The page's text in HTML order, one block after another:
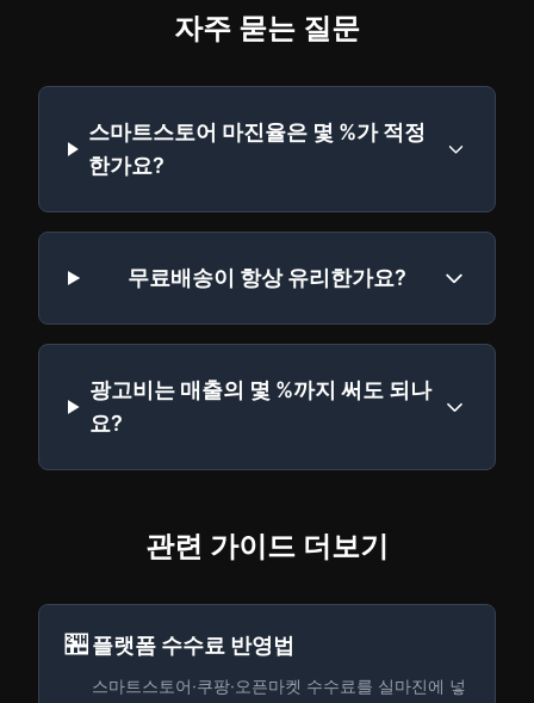
자주 묻는 질문
스마트스토어 마진율은 몇 %가 적정
한가요?
무료배송이 항상 유리한가요?
광고비는 매출의 몇 %까지 써도 되나
요?
관련 가이드 더보기
🏪플랫폼 수수료 반영법
스마트스토어·쿠팡·오픈마켓 수수료를 실마진에 넣